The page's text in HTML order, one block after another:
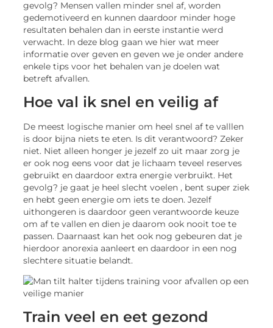
gevolg? Mensen vallen minder snel af, worden
gedemotiveerd en kunnen daardoor minder hoge
resultaten behalen dan in eerste instantie werd
verwacht. In deze blog gaan we hier wat meer
informatie over geven en geven we je onder andere
enkele tips voor het behalen van je doelen wat
betreft afvallen.
Hoe val ik snel en veilig af
De meest logische manier om heel snel af te valllen
is door bijna niets te eten. Is dit verantwoord? Zeker
niet. Niet alleen honger je jezelf zo uit maar zorg je
er ook nog eens voor dat je lichaam teveel reserves
gebruikt en daardoor extra energie verbruikt. Het
gevolg? je gaat je heel slecht voelen , bent super ziek
en hebt geen energie om iets te doen. Jezelf
uithongeren is daardoor geen verantwoorde keuze
om af te vallen en dien je daarom ook nooit toe te
passen. Daarnaast kan het ook nog gebeuren dat je
hierdoor anorexia aanleert en daardoor in een nog
slechtere situatie belandt.
Train veel en eet gezond